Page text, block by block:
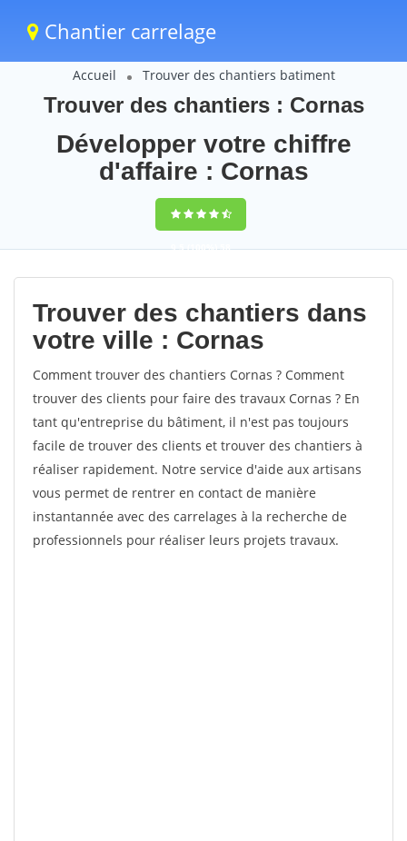
Chantier carrelage
Accueil Trouver des chantiers batiment
Trouver des chantiers : Cornas
Développer votre chiffre
d'affaire : Cornas
9,5(100%)58
votes
Trouver des chantiers dans
votre ville : Cornas
Comment trouver des chantiers Cornas ? Comment
trouver des clients pour faire des travaux Cornas ? En
tant qu'entreprise du bâtiment, il n'est pas toujours
facile de trouver des clients et trouver des chantiers à
réaliser rapidement. Notre service d'aide aux artisans
vous permet de rentrer en contact de manière
instantannée avec des carrelages à la recherche de
professionnels pour réaliser leurs projets travaux.